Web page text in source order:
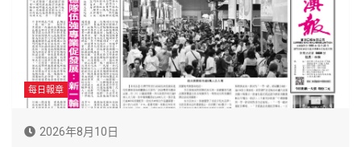
每日報章
2026年8月10日